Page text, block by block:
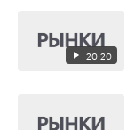
20:20